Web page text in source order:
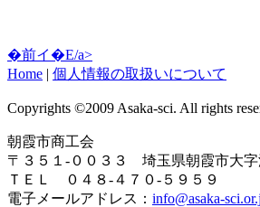
�前イ�E/a>
Home | 個人情報の取扱いについて
Copyrights ©2009 Asaka-sci. All rights
朝霞市商工会
〒３５１-００３３ 埼玉県朝霞市大字
ＴＥＬ ０４８-４７０-５９５９
電子メールアドレス： info@asaka-